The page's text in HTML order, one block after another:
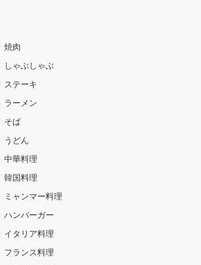
焼肉
しゃぶしゃぶ
ステーキ
ラーメン
そば
うどん
中華料理
韓国料理
ミャンマー料理
ハンバーガー
イタリア料理
フランス料理